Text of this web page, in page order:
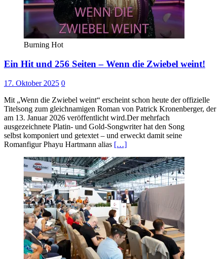
Burning Hot
Ein Hit und 256 Seiten – Wenn die Zwiebel weint!
17. Oktober 2025 0
Mit „Wenn die Zwiebel weint“ erscheint schon heute der offizielle
Titelsong zum gleichnamigen Roman von Patrick Kronenberger, der
am 13. Januar 2026 veröffentlicht wird.Der mehrfach
ausgezeichnete Platin- und Gold-Songwriter hat den Song
selbst komponiert und getextet – und erweckt damit seine
Romanfigur Phayu Hartmann alias […]